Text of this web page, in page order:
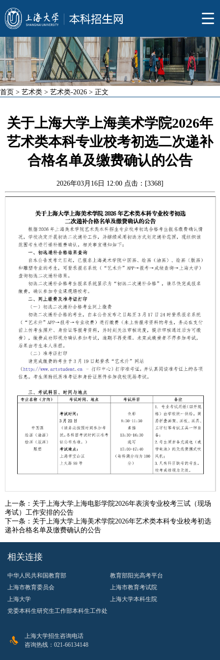
首页 > 艺术类 > 艺术类-2026 > 正文
关于上海大学上海美术学院2026年
艺术类本科专业校考初选二次递补
合格名单及缴费确认的公告
2026年03月16日 12:00 点击：[3368]
第 1 页
上一条： 关于上海大学上海电影学院2026年表演专业校考三试（现场
考试）工作安排的公告
下一条： 关于上海大学上海美术学院2026年艺术类本科专业校考初选
递补合格名单及缴费确认的公告
相关连接
中华人民共和国教育部
教育部阳光高考平台
上海市教育委员会
上海市教育考试院
上海大学
上海大学本科生院
党委本科生研究生工作部本科生工作处
上海大学招生咨询电话
咨询热线：021-66134148